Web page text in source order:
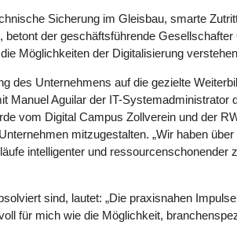
Sicherung im Gleisbau, smarte
der geschäftsführende
Möglichkeiten der Digitalisierung
des Unternehmens auf die gezielte
Manuel Aguilar der IT-Systemadministrator
vom Digital Campus Zollverein und der
mitzugestalten. „Wir haben
intelligenter und ressourcenschonender
sind, lautet: „Die praxisnahen
für mich wie die Möglichkeit,